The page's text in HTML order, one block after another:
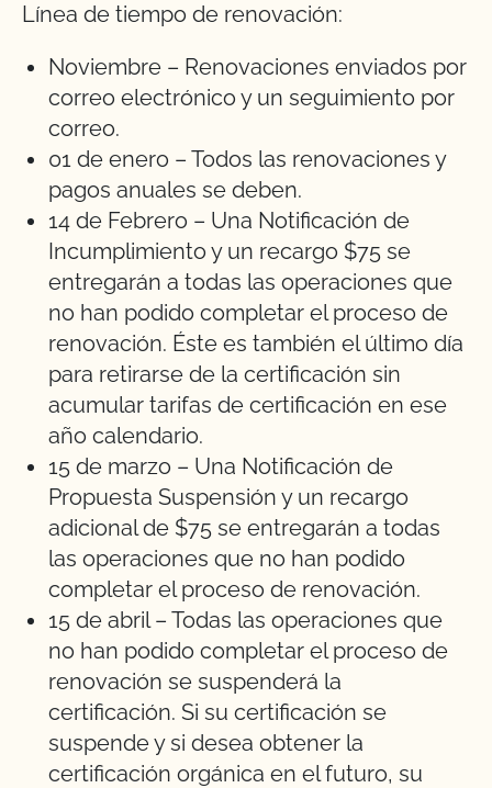
Línea de tiempo de renovación:
Noviembre – Renovaciones enviados por
correo electrónico y un seguimiento por
correo.
01 de enero – Todos las renovaciones y
pagos anuales se deben.
14 de Febrero – Una Notificación de
Incumplimiento y un recargo $75 se
entregarán a todas las operaciones que
no han podido completar el proceso de
renovación. Éste es también el último día
para retirarse de la certificación sin
acumular tarifas de certificación en ese
año calendario.
15 de marzo – Una Notificación de
Propuesta Suspensión y un recargo
adicional de $75 se entregarán a todas
las operaciones que no han podido
completar el proceso de renovación.
15 de abril – Todas las operaciones que
no han podido completar el proceso de
renovación se suspenderá la
certificación. Si su certificación se
suspende y si desea obtener la
certificación orgánica en el futuro, su